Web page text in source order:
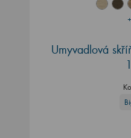
Umyvadlová